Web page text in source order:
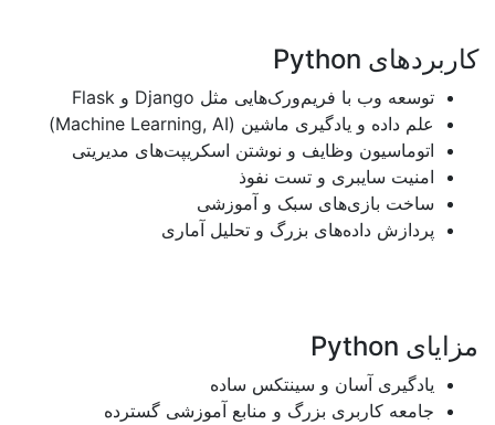
Python
وب با فریم‌ورک‌هایی مثل Django و Flask
داده و یادگیری ماشین(Machine Learning, AI)
وظایف و نوشتن اسکریپت‌های مدیریتی
سایبری و تست نفوذ
بازی‌های سبک و آموزشی
داده‌های بزرگ و تحلیل آماری
Python
آسان و سینتکس ساده
کاربری بزرگ و منابع آموزشی گسترده